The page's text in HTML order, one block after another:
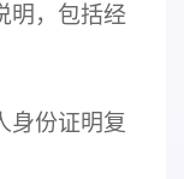
明，包括经
身份证明复